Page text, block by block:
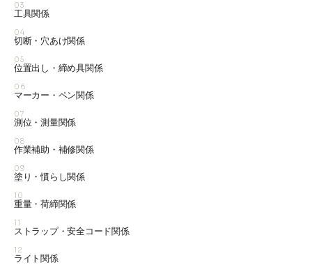
03
工具関係
04
切断・穴あけ関係
05
位置出し・締め具関係
06
マーカー・ペン関係
07
測位・測量関係
08
作業補助・補修関係
09
塗り・慣らし関係
10
重量・荷締関係
11
ストラップ・安全コード関係
12
ライト関係